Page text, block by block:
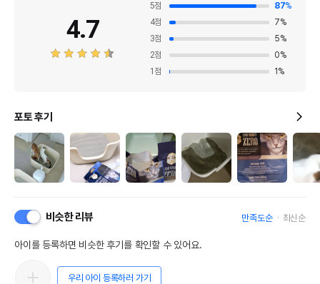
4.7
5점 87%
4점 7%
3점 5%
2점 0%
1 점 1 %
포토 후기
비슷한 리뷰 만족도순 최신순
아이를 등록하면 비슷한 후기를 확인할 수 있어요.
우리 아이 등록하러 가기